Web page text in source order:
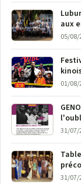
aux
05/08/
01/08/
la
31/07/
31/07/